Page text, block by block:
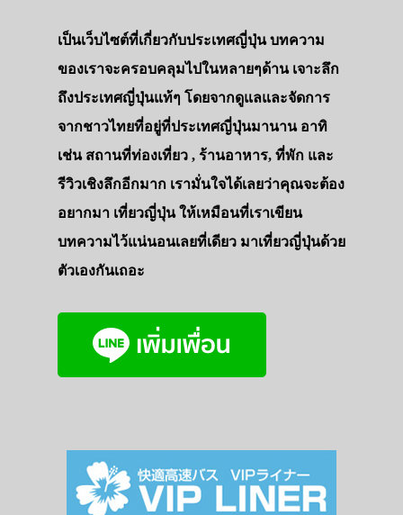
เป็นเว็บไซต์ที่เกี่ยวกับประเทศญี่ปุ่น บทความ
ของเราจะครอบคลุมไปในหลายๆด้าน เจาะลึก
ถึงประเทศญี่ปุ่นแท้ๆ โดยจากดูแลและจัดการ
จากชาวไทยที่อยู่ที่ประเทศญี่ปุ่นมานาน อาทิ
เช่น สถานที่ท่องเที่ยว , ร้านอาหาร, ที่พัก และ
รีวิวเชิงลึกอีกมาก เรามั่นใจได้เลยว่าคุณจะต้อง
อยากมา เที่ยวญี่ปุ่น ให้เหมือนที่เราเขียน
บทความไว้แน่นอนเลยที่เดียว มาเที่ยวญี่ปุ่นด้วย
ตัวเองกันเถอะ
เที่ยวญี่ปุ่นด้ว
เอง
รถบัส
เดินทาง
ทัวร์
ที่พัก
สาระน่ารู้
ภาพประทับใจ